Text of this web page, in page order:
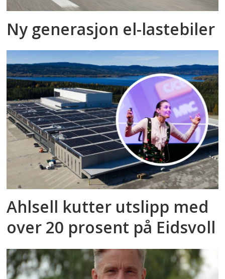
Ny generasjon el-lastebiler
Ahlsell kutter utslipp med
over 20 prosent på Eidsvoll